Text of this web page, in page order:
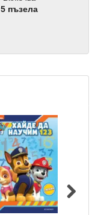
5 пъзела